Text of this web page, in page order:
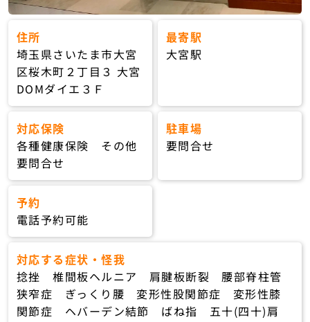
住所
埼玉県さいたま市大宮
区桜木町２丁目３ 大宮
DOMダイエ３Ｆ
最寄駅
大宮駅
対応保険
各種健康保険 その他
要問合せ
駐車場
要問合せ
予約
電話予約可能
対応する症状・怪我
捻挫 椎間板ヘルニア 肩腱板断裂 腰部脊柱管
狭窄症 ぎっくり腰 変形性股関節症 変形性膝
関節症 ヘバーデン結節 ばね指 五十(四十)肩